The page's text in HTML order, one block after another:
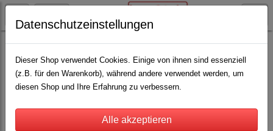
Weidezaun
Weidezaun
für Rinder, Pferde, Schafe und Ziegen. Weidezaungeräte und
Datenschutzeinstellungen
Dieser Shop verwendet Cookies. Einige von ihnen sind essenziell
(z.B. für den Warenkorb), während andere verwendet werden, um
diesen Shop und Ihre Erfahrung zu verbessern.